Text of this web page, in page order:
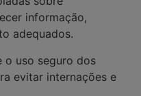
informação,
adequados.
o uso seguro dos
evitar internações e